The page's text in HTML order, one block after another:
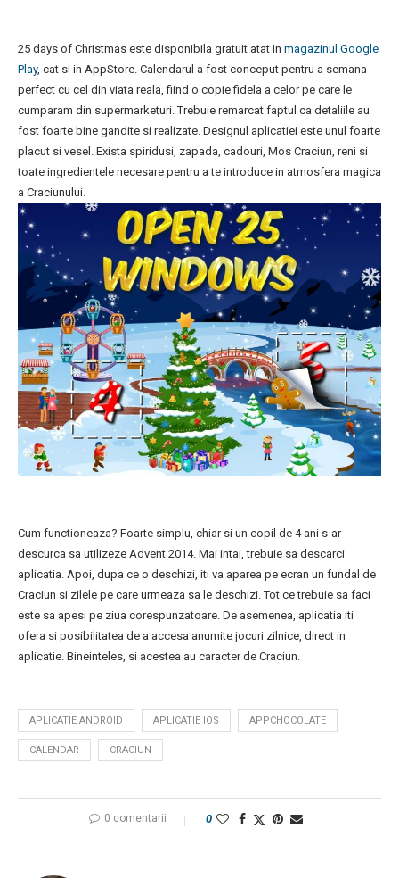
25 days of Christmas este disponibila gratuit atat in magazinul Google
Play, cat si in AppStore. Calendarul a fost conceput pentru a semana
perfect cu cel din viata reala, fiind o copie fidela a celor pe care le
cumparam din supermarketuri. Trebuie remarcat faptul ca detaliile au
fost foarte bine gandite si realizate. Designul aplicatiei este unul foarte
placut si vesel. Exista spiridusi, zapada, cadouri, Mos Craciun, reni si
toate ingredientele necesare pentru a te introduce in atmosfera magica
a Craciunului.
Cum functioneaza? Foarte simplu, chiar si un copil de 4 ani s-ar
descurca sa utilizeze Advent 2014. Mai intai, trebuie sa descarci
aplicatia. Apoi, dupa ce o deschizi, iti va aparea pe ecran un fundal de
Craciun si zilele pe care urmeaza sa le deschizi. Tot ce trebuie sa faci
este sa apesi pe ziua corespunzatoare. De asemenea, aplicatia iti
ofera si posibilitatea de a accesa anumite jocuri zilnice, direct in
aplicatie. Bineinteles, si acestea au caracter de Craciun.
APLICATIE ANDROID APLICATIE IOS APPCHOCOLATE
CALENDAR CRACIUN
0 comentarii 0